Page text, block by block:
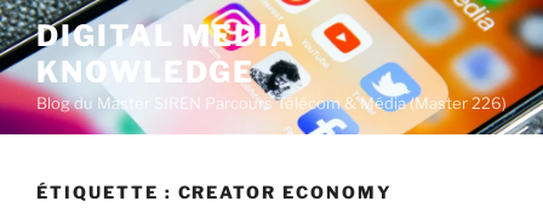
A
l
l
e
r
DIGITAL MEDIA
KNOWLEDGE
Blog du Master SIREN Parcours Télécom & Média (Master 226)
ÉTIQUETTE : CREATOR ECONOMY